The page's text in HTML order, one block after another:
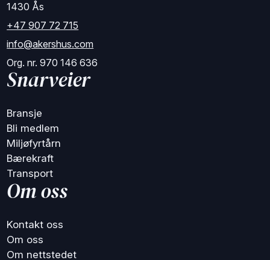
1430 Ås
+47 907 72 715
info@akershus.com
Org. nr. 970 146 636
Snarveier
Bransje
Bli medlem
Miljøfyrtårn
Bærekraft
Transport
Om oss
Kontakt oss
Om oss
Om nettstedet